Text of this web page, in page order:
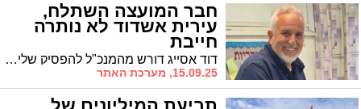
חבר המועצה השתלח,
עירית אשדוד לא נותרה
חייבת
דוד אסייג דורש מהמנכ"ל להפסיק שליחת הזמנות במייל קבוצתי. "פגיעה בכבוד ובפרטיות העובדים". העירייה: "פועלים בהתאם לחוק"
15.09.25, מערכת האתר